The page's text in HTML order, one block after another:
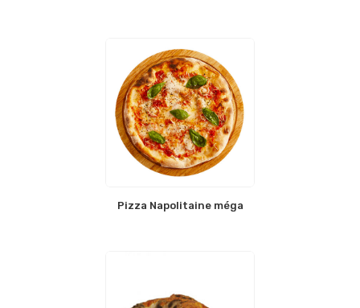
Pizza Napolitaine méga